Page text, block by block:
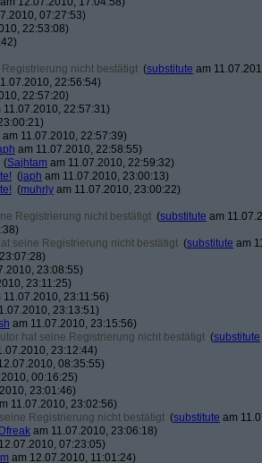
07:27:53)
22:53:08)
nicht bestätigt (substitute am
22:56:54)
22:57:20)
11.07.2010, 22:57:31)
am 11.07.2010, 22:57:39)
am 11.07.2010, 22:58:55)
(Sajhtam am 11.07.2010, 22:59:32)
(japh am 11.07.2010, 23:00:13)
(muhrly am 11.07.2010, 23:00:22)
Registrierung nicht bestätigt (substitute am
seine Registrierung nicht bestätigt (substitute am
23:08:55)
23:11:25)
11.07.2010, 23:11:56)
23:13:51)
am 11.07.2010, 23:15:56)
hat seine Registrierung nicht bestätigt (substitute
23:12:44)
08:35:55)
00:16:25)
23:01:46)
11.07.2010, 23:02:56)
Registrierung nicht bestätigt (substitute am
am 11.07.2010, 23:06:18)
07:23:05)
am 12.07.2010, 11:01:24)